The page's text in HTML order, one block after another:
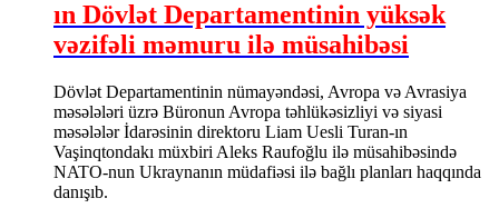
ın Dövlət Departamentinin yüksək
vəzifəli məmuru ilə müsahibəsi
Dövlət Departamentinin nümayəndəsi, Avropa və Avrasiya
məsələləri üzrə Büronun Avropa təhlükəsizliyi və siyasi
məsələlər İdarəsinin direktoru Liam Uesli Turan-ın
Vaşinqtondakı müxbiri Aleks Raufoğlu ilə müsahibəsində
NATO-nun Ukraynanın müdafiəsi ilə bağlı planları haqqında
danışıb.